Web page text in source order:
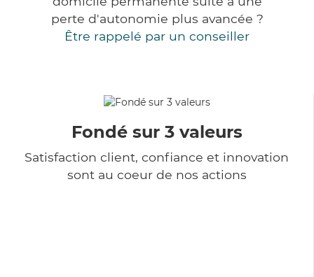
perte d'autonomie plus avancée ?
Être rappelé par un conseiller
Fondé sur 3 valeurs
Satisfaction client, confiance et innovation
sont au coeur de nos actions